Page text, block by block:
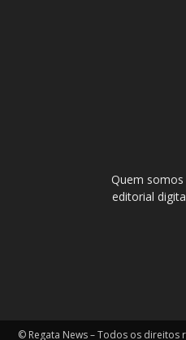
Quem somos
editorial
© Regata News – Todos os direitos